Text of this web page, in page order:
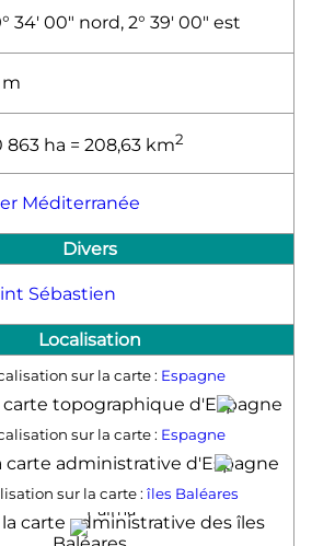
34′ 00″ nord, 2° 39′ 00″ est
m
863 ha = 208,63 km2
Méditerranée
Divers
Sébastien
Localisation
sur la carte : Espagne
Palma
sur la carte : Espagne
Palma
sur la carte : îles Baléares
Palma